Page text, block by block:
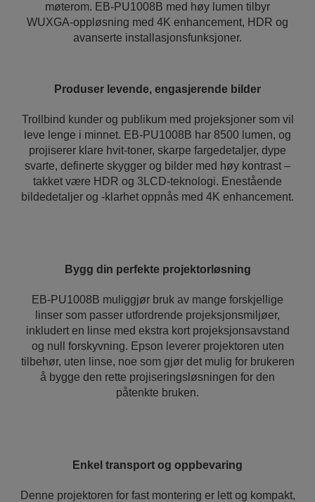
møterom. EB-PU1008B med høy lumen tilbyr
WUXGA-oppløsning med 4K enhancement, HDR og
avanserte installasjonsfunksjoner.
Produser levende, engasjerende bilder
Trollbind kunder og publikum med projeksjoner som vil
leve lenge i minnet. EB-PU1008B har 8500 lumen, og
projiserer klare hvit-toner, skarpe fargedetaljer, dype
svarte, definerte skygger og bilder med høy kontrast –
takket være HDR og 3LCD-teknologi. Enestående
bildedetaljer og -klarhet oppnås med 4K enhancement.
Bygg din perfekte projektorløsning
EB-PU1008B muliggjør bruk av mange forskjellige
linser som passer utfordrende projeksjonsmiljøer,
inkludert en linse med ekstra kort projeksjonsavstand
og null forskyvning. Epson leverer projektoren uten
tilbehør, uten linse, noe som gjør det mulig for brukeren
å bygge den rette projiseringsløsningen for den
påtenkte bruken.
Enkel transport og oppbevaring
Denne projektoren for fast montering er lett og kompakt,